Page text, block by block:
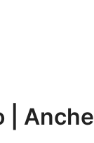
| Anche